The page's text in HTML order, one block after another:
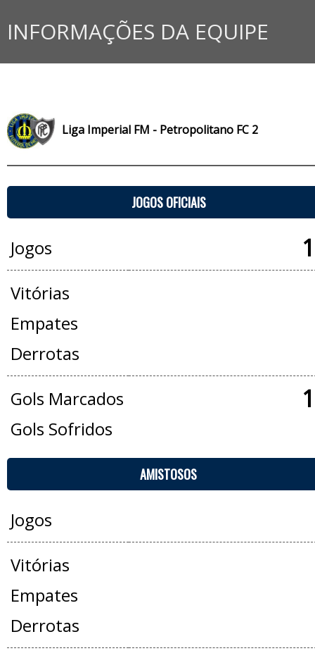
INFORMAÇÕES DA EQUIPE
Liga Imperial FM - Petropolitano FC 2
JOGOS OFICIAIS
Jogos
Vitórias
Empates
Derrotas
Gols Marcados
Gols Sofridos
AMISTOSOS
Jogos
Vitórias
Empates
Derrotas